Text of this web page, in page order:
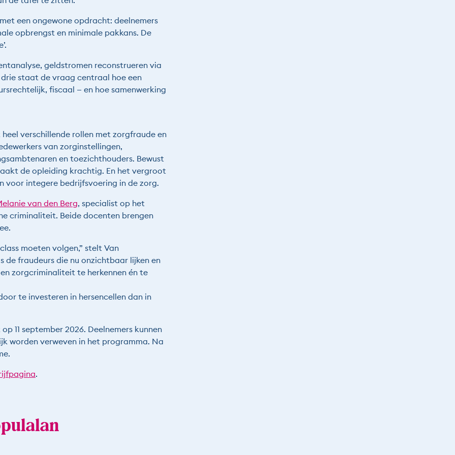
een ongewone opdracht: deelnemers
opbrengst en minimale pakkans. De
geldstromen reconstrueren via
staat de vraag centraal hoe een
fiscaal — en hoe samenwerking
verschillende rollen met zorgfraude en
van zorginstellingen,
en toezichthouders. Bewust
de opleiding krachtig. En het vergroot
voor integere bedrijfsvoering in de zorg.
van den Berg, specialist op het
criminaliteit. Beide docenten brengen
moeten volgen,” stelt Van
de fraudeurs die nu onzichtbaar lijken en
zorgcriminaliteit te herkennen én te
te investeren in hersencellen dan in
11 september 2026. Deelnemers kunnen
worden verweven in het programma. Na
.